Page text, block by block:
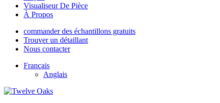
Visualiseur De Pièce
À Propos
commander des échantillons gratuits
Trouver un détaillant
Nous contacter
Français
Anglais